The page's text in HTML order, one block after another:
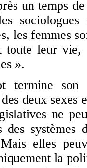
un temps
les femmes
toute leur vie,
».
termine
deux sexes
ne
des systèmes
elles
la